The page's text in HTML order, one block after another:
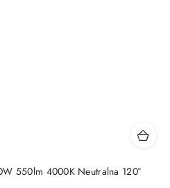
550lm 4000K Neutralna 120°